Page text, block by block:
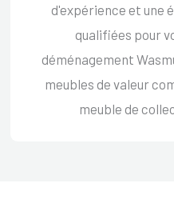
d'expérience et une
qualifiées pour
déménagement
meubles de valeur
meuble de